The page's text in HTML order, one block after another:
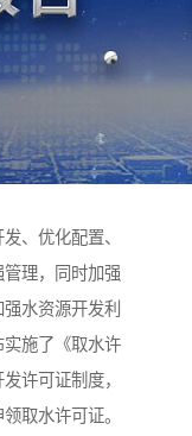
、优化配置、
理，同时加强
水资源开发利
实施了《取水许
许可证制度，
取水许可证。